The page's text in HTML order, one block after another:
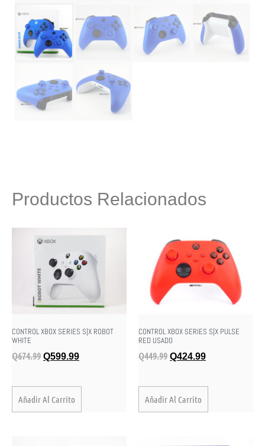
Productos Relacionados
CONTROL XBOX SERIES S|X ROBOT
WHITE
Q674.99 Q599.99
Añadir Al Carrito
CONTROL XBOX SERIES S|X PULSE
RED USADO
Q449.99 Q424.99
Añadir Al Carrito